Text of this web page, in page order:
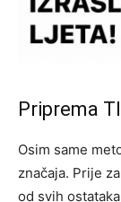
Priprema
Osim same
značaja. Prije
od svih